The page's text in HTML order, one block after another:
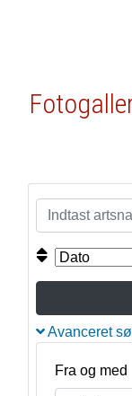
Avanceret
Fra og med